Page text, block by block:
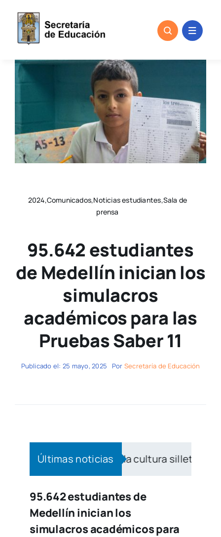
content
2024,Comunicados,Noticias estudiantes,Sala de
prensa
95.642 estudiantes
de Medellín inician los
simulacros
académicos para las
Pruebas Saber 11
Publicado el: 25 mayo, 2025 Por Secretaría de Educación
Últimas noticias
se protege la cultura silletera desde la
95.642 estudiantes de
Medellín inician los
simulacros académicos para